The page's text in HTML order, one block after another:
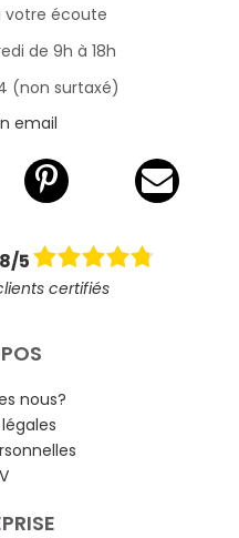
votre écoute
de 9h à 18h
(non surtaxé)
email
5
certifiés
nous?